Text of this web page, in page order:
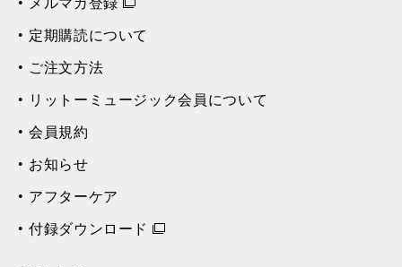
定期購読について
ご注文方法
リットーミュージック会員について
会員規約
お知らせ
アフターケア
付録ダウンロード